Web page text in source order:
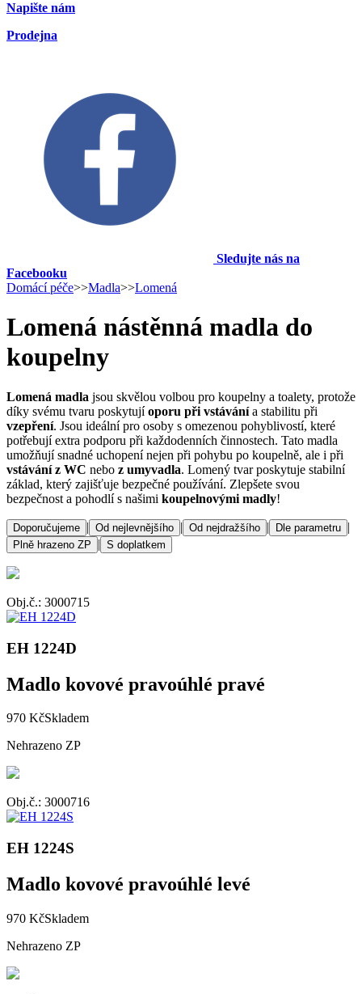
Napište nám
Prodejna
Sledujte nás na
Facebooku
Domácí péče>>Madla>>Lomená
Lomená nástěnná madla do
koupelny
Lomená madla jsou skvělou volbou pro koupelny a toalety, protože
díky svému tvaru poskytujíoporu při vstávánía stabilitu při
vzepření. Jsou ideální pro osoby s omezenou pohyblivostí, které
potřebují extra podporu při každodenních činnostech. Tato madla
umožňují snadné uchopení nejen při pohybu po koupelně, ale i při
vstávání z WC nebo z umyvadla. Lomený tvar poskytuje stabilní
základ, který zajišťuje bezpečné používání. Zlepšete svou
bezpečnost a pohodlí s našimi koupelnovými madly!
Doporučujeme | Od nejlevnějšího | Od nejdražšího | Dle parametru |
Plně hrazeno ZP | S doplatkem
Obj.č.: 3000715
EH 1224D
Madlo kovové pravoúhlé pravé
970 KčSkladem
Nehrazeno ZP
Obj.č.: 3000716
EH 1224S
Madlo kovové pravoúhlé levé
970 KčSkladem
Nehrazeno ZP